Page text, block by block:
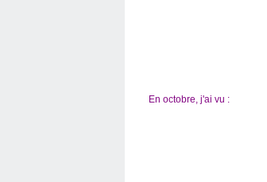
En octobre, j'ai vu :